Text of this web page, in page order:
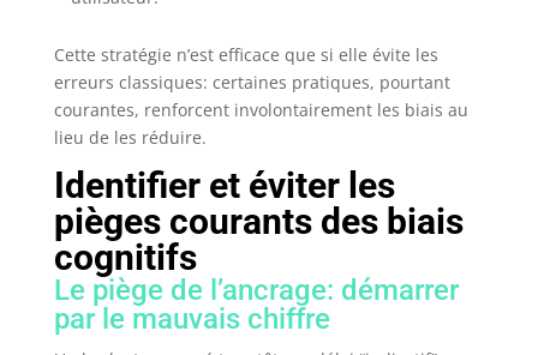
Cette stratégie n’est efficace que si elle évite les
erreurs classiques: certaines pratiques, pourtant
courantes, renforcent involontairement les biais au
lieu de les réduire.
Identifier et éviter les
pièges courants des biais
cognitifs
Le piège de l’ancrage: démarrer
par le mauvais chiffre